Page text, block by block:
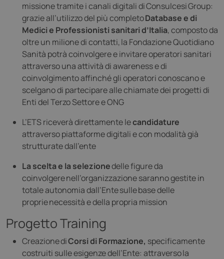
missione tramite i canali digitali di Consulcesi Group:
grazie all’utilizzo del più completoDatabase e di
Medici e Professionisti sanitari d’Italia, composto da
oltre un milione di contatti, la Fondazione Quotidiano
Sanità potrà coinvolgere e invitare operatori sanitari
attraverso una attività di awareness e di
coinvolgimento affinché gli operatori conoscano e
scelgano di partecipare alle chiamate dei progetti di
Enti del Terzo Settore e ONG
L’ETS riceverà direttamente lecandidature
attraverso piattaforme digitali e con modalità già
strutturate dall’ente
La scelta e la selezionedelle figure da
coinvolgere nell’organizzazione saranno gestite in
totale autonomia dall’Ente sulle base delle
proprie necessità e della propria mission
Progetto Training
Creazione diCorsi di Formazione, specificamente
costruiti sulle esigenze dell’Ente: attraverso la